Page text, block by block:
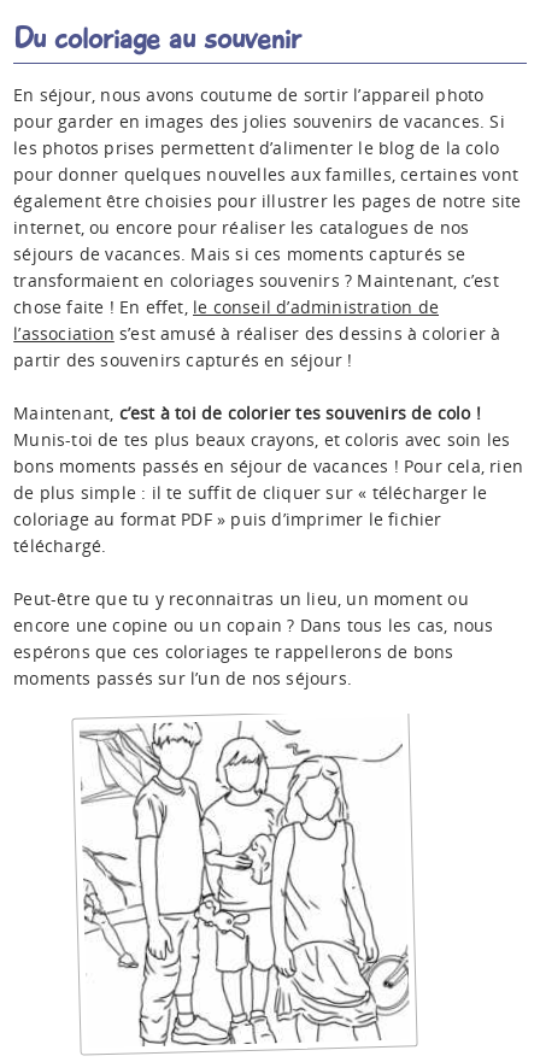
Du coloriage au souvenir
En séjour, nous avons coutume de sortir l’appareil photo
pour garder en images des jolies souvenirs de vacances. Si
les photos prises permettent d’alimenter le blog de la colo
pour donner quelques nouvelles aux familles, certaines vont
également être choisies pour illustrer les pages de notre site
internet, ou encore pour réaliser les catalogues de nos
séjours de vacances. Mais si ces moments capturés se
transformaient en coloriages souvenirs ? Maintenant, c’est
chose faite ! En effet, le conseil d’administration de
l’association s’est amusé à réaliser des dessins à colorier à
partir des souvenirs capturés en séjour !
Maintenant, c’est à toi de colorier tes souvenirs de colo !
Munis-toi de tes plus beaux crayons, et coloris avec soin les
bons moments passés en séjour de vacances ! Pour cela, rien
de plus simple : il te suffit de cliquer sur « télécharger le
coloriage au format PDF » puis d’imprimer le fichier
téléchargé.
Peut-être que tu y reconnaitras un lieu, un moment ou
encore une copine ou un copain ? Dans tous les cas, nous
espérons que ces coloriages te rappellerons de bons
moments passés sur l’un de nos séjours.